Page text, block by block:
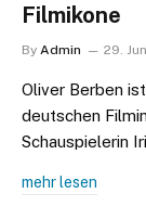
Filmikone
By Admin 29.
Oliver Berben
deutschen
Schauspielerin
mehr lesen